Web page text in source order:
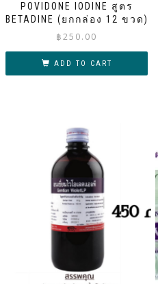
POVIDONE IODINE สูตร
BETADINE (ยกกล่อง 12 ขวด)
฿250.00
ADD TO CART